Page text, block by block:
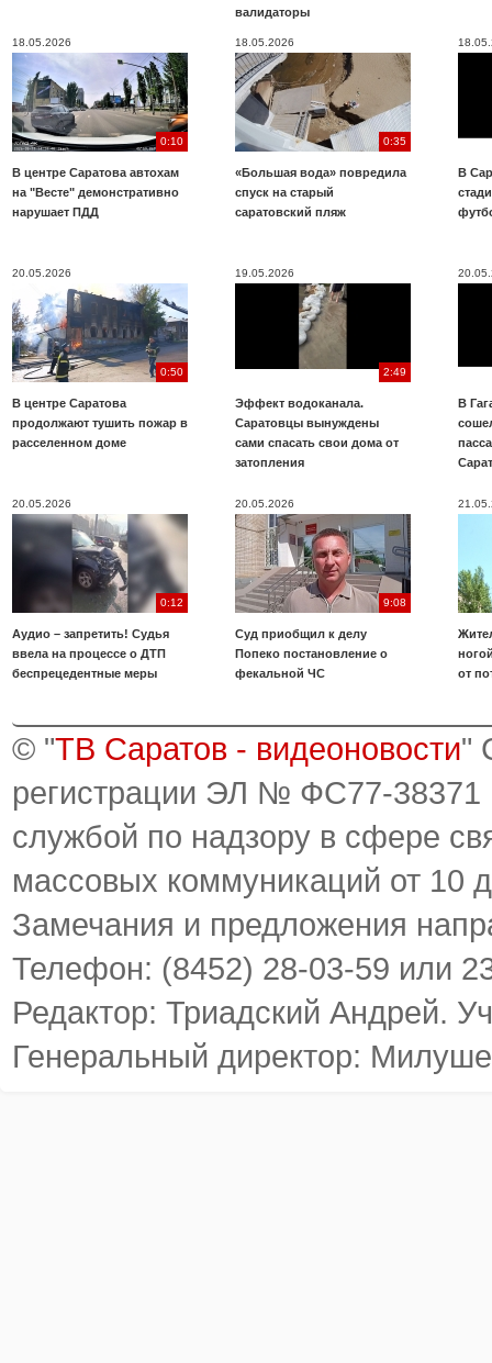
валидаторы
18.05.2026
0:10
В центре Саратова автохам
на "Весте" демонстративно
нарушает ПДД
18.05.2026
0:35
«Большая вода» повредила
спуск на старый
саратовский пляж
В
20.05.2026
0:50
В центре Саратова
продолжают тушить пожар в
расселенном доме
19.05.2026
2:49
Эффект водоканала.
Саратовцы вынуждены
сами спасать свои дома от
затопления
В
20.05.2026
0:12
Аудио – запретить! Судья
ввела на процессе о ДТП
беспрецедентные меры
20.05.2026
9:08
Суд приобщил к делу
Попеко постановление о
фекальной ЧС
от
© "ТВ Саратов - видеоновости"
регистрации ЭЛ № ФС77-38371
службой по надзору в сфере
массовых коммуникаций от 10
Замечания и предложения
Телефон: (8452) 28-03-59 или
Редактор: Триадский Андрей.
Генеральный директор: